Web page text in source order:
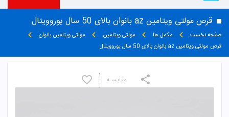
قرص مولتی ویتامین az بانوان بالای 50 سال یوروویتال
صفحه نخست مکمل ها مولتی ویتامین
مولتی ویتامین بانوان
قرص مولتی ویتامین az بانوان بالای 50 سال یوروویتال
مقایسـه